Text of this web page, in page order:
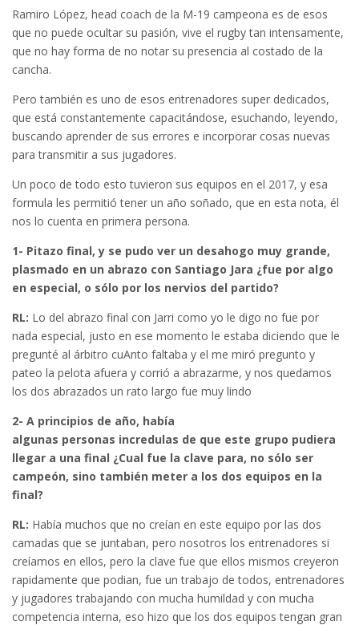
Ramiro López, head coach de la M-19 campeona es de esos
que no puede ocultar su pasión, vive el rugby tan intensamente,
que no hay forma de no notar su presencia al costado de la
cancha.
Pero también es uno de esos entrenadores super dedicados,
que está constantemente capacitándose, esuchando, leyendo,
buscando aprender de sus errores e incorporar cosas nuevas
para transmitir a sus jugadores.
Un poco de todo esto tuvieron sus equipos en el 2017, y esa
formula les permitió tener un año soñado, que en esta nota, él
nos lo cuenta en primera persona.
1- Pitazo final, y se pudo ver un desahogo muy grande,
plasmado en un abrazo con Santiago Jara ¿fue por algo
en especial, o sólo por los nervios del partido?
RL: Lo del abrazo final con Jarri como yo le digo no fue por
nada especial, justo en ese momento le estaba diciendo que le
pregunté al árbitro cuAnto faltaba y el me miró pregunto y
pateo la pelota afuera y corrió a abrazarme, y nos quedamos
los dos abrazados un rato largo fue muy lindo
2- A principios de año, había
algunas personas incredulas de que este grupo pudiera
llegar a una final ¿Cual fue la clave para, no sólo ser
campeón, sino también meter a los dos equipos en la
final?
RL: Había muchos que no creían en este equipo por las dos
camadas que se juntaban, pero nosotros los entrenadores si
creíamos en ellos, pero la clave fue que ellos mismos creyeron
rapidamente que podian, fue un trabajo de todos, entrenadores
y jugadores trabajando con mucha humildad y con mucha
competencia interna, eso hizo que los dos equipos tengan gran